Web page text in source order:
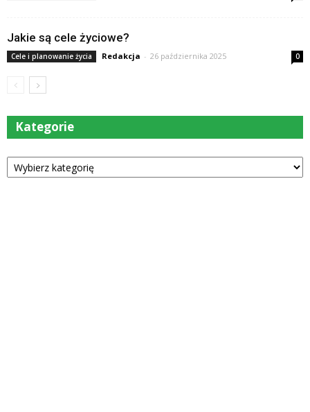
Jakie są cele życiowe?
Cele i planowanie życia Redakcja - 26 października 2025 0
Kategorie
Kategorie